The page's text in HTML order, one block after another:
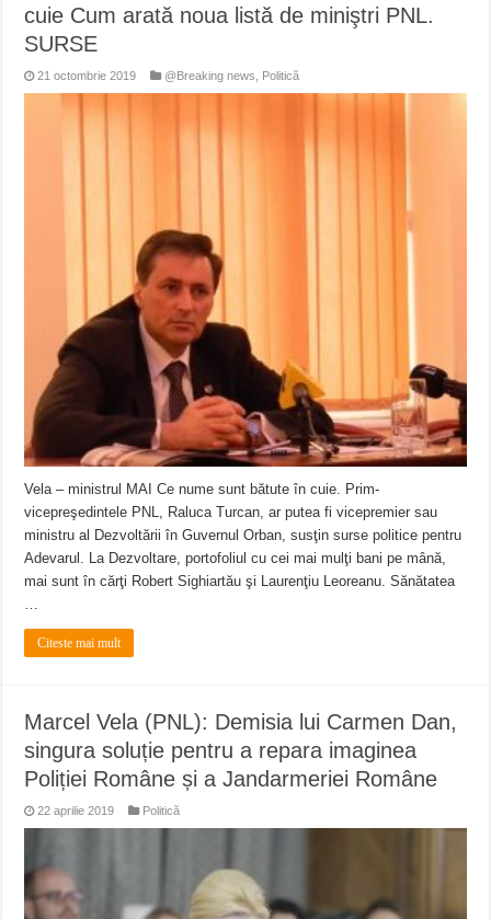
cuie Cum arată noua listă de miniştri PNL.
SURSE
21 octombrie 2019 @Breaking news Politică
Vela – ministrul MAI Ce nume sunt bătute în cuie. Prim-
vicepreşedintele PNL, Raluca Turcan, ar putea fi vicepremier sau
ministru al Dezvoltării în Guvernul Orban, susţin surse politice pentru
Adevarul. La Dezvoltare, portofoliul cu cei mai mulţi bani pe mână,
mai sunt în cărţi Robert Sighiartău şi Laurenţiu Leoreanu. Sănătatea
…
Citeste mai mult
Marcel Vela (PNL): Demisia lui Carmen Dan,
singura soluție pentru a repara imaginea
Poliției Române și a Jandarmeriei Române
22 aprilie 2019 Politică